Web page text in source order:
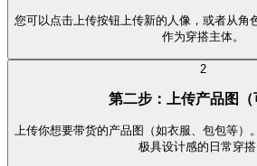
您可以点击上传按钮上传新的人像，或者从角
作为穿搭主体。
2
第二步：上传产品图（
上传你想要带货的产品图（如衣服、包包等）
极具设计感的日常穿搭